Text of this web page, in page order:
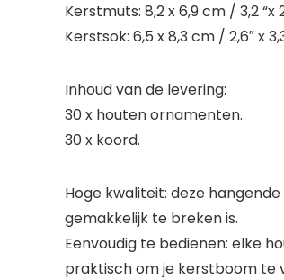
Kerstmuts: 8,2 x 6,9 cm / 3,2 “x
Kerstsok: 6,5 x 8,3 cm / 2,6″ x
Inhoud van de levering:
30 x houten ornamenten.
30 x koord.
Hoge kwaliteit: deze
gemakkelijk te breken is.
Eenvoudig te bedienen: elke
praktisch om je kerstboom te